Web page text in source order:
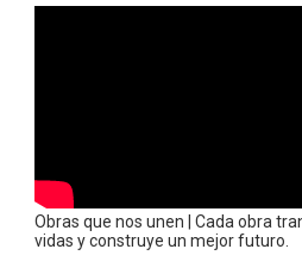
Obras que nos unen | Cada obra
vidas y construye un mejor futuro.